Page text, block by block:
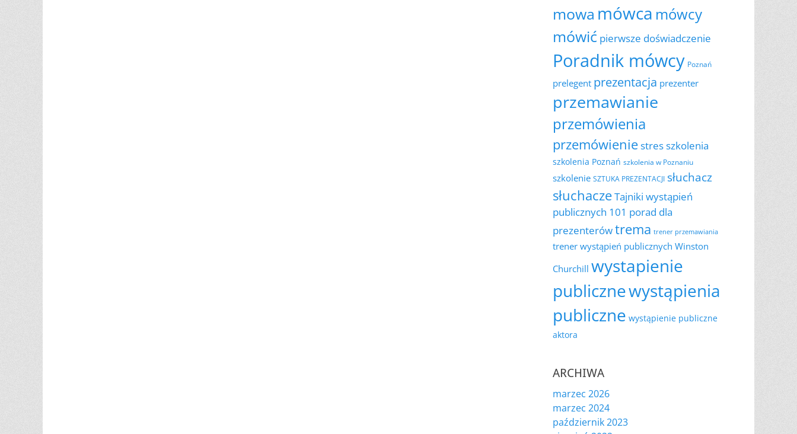
mowa mówca mówcy
mówić pierwsze doświadczenie
Poradnik mówcy Poznań
prelegent prezentacja prezenter
przemawianie
przemówienia
przemówieniestresszkolenia
szkolenia Poznań szkolenia w Poznaniu
szkolenie SZTUKA PREZENTACJI słuchacz
słuchaczeTajniki wystąpień
publicznych 101 porad dla
prezenterówtrema trener przemawiania
trener wystąpień publicznych Winston
Churchill wystapienie
publicznewystąpienia
publiczne wystąpienie publiczne
aktora
ARCHIWA
marzec 2026
marzec 2024
październik 2023